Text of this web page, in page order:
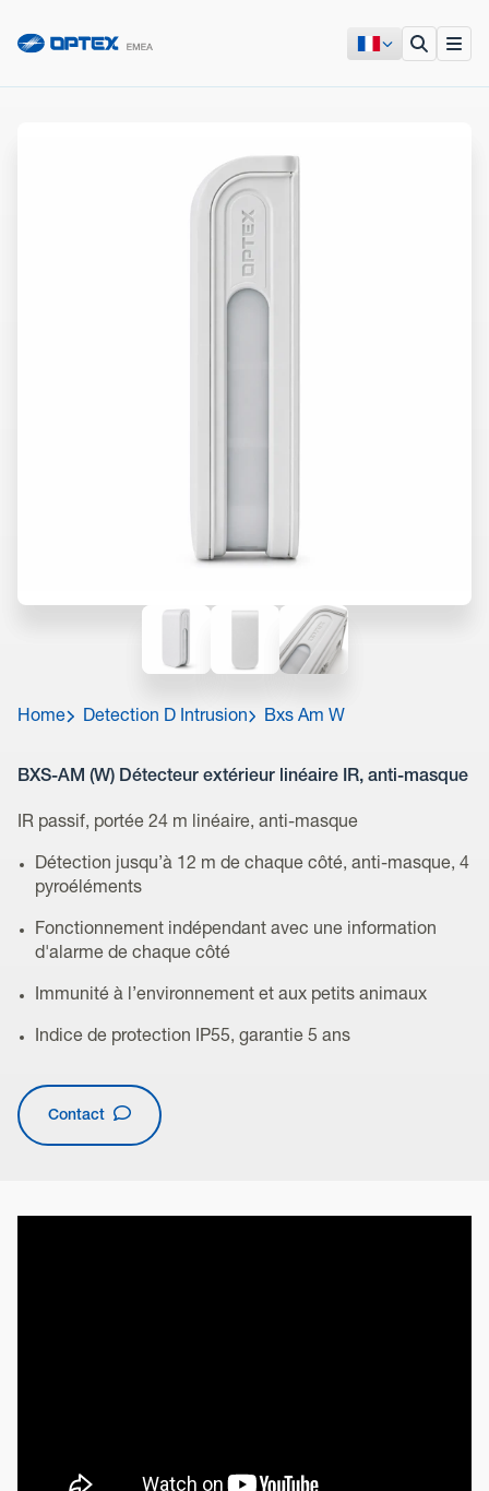
Home Detection D Intrusion Bxs Am W
BXS-AM (W) Détecteur extérieur linéaire IR, anti-masque
IR passif, portée 24 m linéaire, anti-masque
Détection jusqu’à 12 m de chaque côté, anti-masque, 4
pyroéléments
Fonctionnement indépendant avec une information
d'alarme de chaque côté
Immunité à l’environnement et aux petits animaux
Indice de protection IP55, garantie 5 ans
Contact